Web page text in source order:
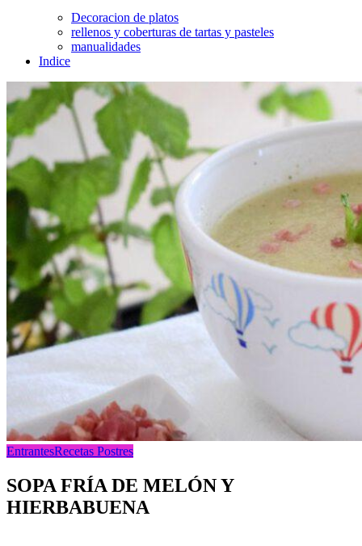
Decoracion de platos
rellenos y coberturas de tartas y pasteles
manualidades
Indice
EntrantesRecetas Postres
SOPA FRÍA DE MELÓN Y
HIERBABUENA